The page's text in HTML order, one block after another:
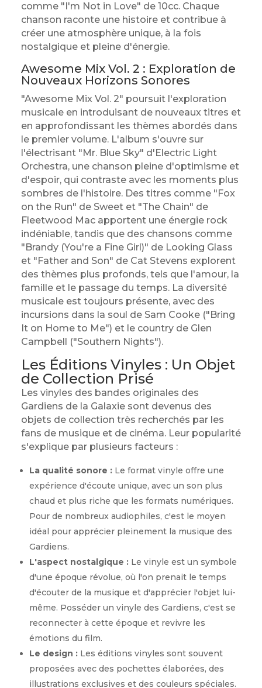
comme "I'm Not in Love" de 10cc. Chaque
chanson raconte une histoire et contribue à
créer une atmosphère unique, à la fois
nostalgique et pleine d'énergie.
Awesome Mix Vol. 2 : Exploration de
Nouveaux Horizons Sonores
"Awesome Mix Vol. 2" poursuit l'exploration
musicale en introduisant de nouveaux titres et
en approfondissant les thèmes abordés dans
le premier volume. L'album s'ouvre sur
l'électrisant "Mr. Blue Sky" d'Electric Light
Orchestra, une chanson pleine d'optimisme et
d'espoir, qui contraste avec les moments plus
sombres de l'histoire. Des titres comme "Fox
on the Run" de Sweet et "The Chain" de
Fleetwood Mac apportent une énergie rock
indéniable, tandis que des chansons comme
"Brandy (You're a Fine Girl)" de Looking Glass
et "Father and Son" de Cat Stevens explorent
des thèmes plus profonds, tels que l'amour, la
famille et le passage du temps. La diversité
musicale est toujours présente, avec des
incursions dans la soul de Sam Cooke ("Bring
It on Home to Me") et le country de Glen
Campbell ("Southern Nights").
Les Éditions Vinyles : Un Objet
de Collection Prisé
Les vinyles des bandes originales des
Gardiens de la Galaxie sont devenus des
objets de collection très recherchés par les
fans de musique et de cinéma. Leur popularité
s'explique par plusieurs facteurs :
La qualité sonore :Le format vinyle offre une
expérience d'écoute unique, avec un son plus
chaud et plus riche que les formats numériques.
Pour de nombreux audiophiles, c'est le moyen
idéal pour apprécier pleinement la musique des
Gardiens.
L'aspect nostalgique :Le vinyle est un symbole
d'une époque révolue, où l'on prenait le temps
d'écouter de la musique et d'apprécier l'objet lui-
même. Posséder un vinyle des Gardiens, c'est se
reconnecter à cette époque et revivre les
émotions du film.
Le design :Les éditions vinyles sont souvent
proposées avec des pochettes élaborées, des
illustrations exclusives et des couleurs spéciales.